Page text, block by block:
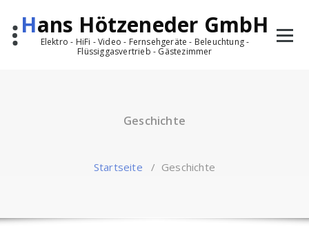
Inhalt
springenHans Hötzeneder GmbH
Elektro - HiFi - Video - Fernsehgeräte - Beleuchtung -
Flüssiggasvertrieb - Gästezimmer
Geschichte
Startseite / Geschichte